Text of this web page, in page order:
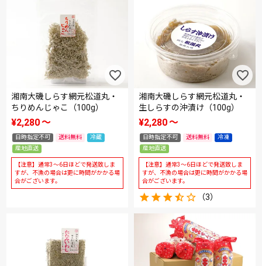
湘南大磯しらす網元松道丸・
ちりめんじゃこ（100g）
¥2,280〜
日時指定不可 送料無料
冷蔵
産地直送
【注意】通常3～6日ほどで発送致しま
すが、不漁の場合は更に時間がかかる場
合がございます。
湘南大磯しらす網元松道丸・
生しらすの沖漬け（100g）
¥2,280〜
日時指定不可 送料無料
冷凍
産地直送
【注意】通常3～6日ほどで発送致しま
すが、不漁の場合は更に時間がかかる場
合がございます。
（3）